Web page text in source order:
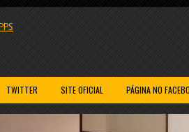
TWITTER SITE OFICIAL PÁGINA NO